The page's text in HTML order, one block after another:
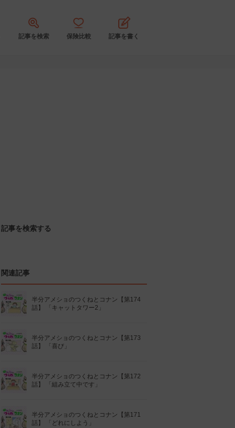
記事を検索 保険比較 記事を書く
記事を検索する
関連記事
半分アメショのつくねとコナン【第174
話】 「キャットタワー2」
半分アメショのつくねとコナン【第173
話】 「喜び」
半分アメショのつくねとコナン【第172
話】 「組み立て中です」
半分アメショのつくねとコナン【第171
話】 「どれにしよう」